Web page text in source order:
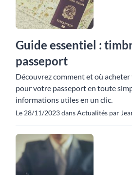
Guide essentiel :
passeport
Découvrez comment et où
pour votre passeport en toute
informations utiles en un clic.
Le 28/11/2023 dans Actualités par